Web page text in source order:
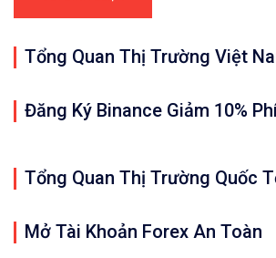
Tổng Quan Thị Trường Việt
Đăng Ký Binance Giảm 10%
Tổng Quan Thị Trường Quốc
Mở Tài Khoản Forex An Toàn